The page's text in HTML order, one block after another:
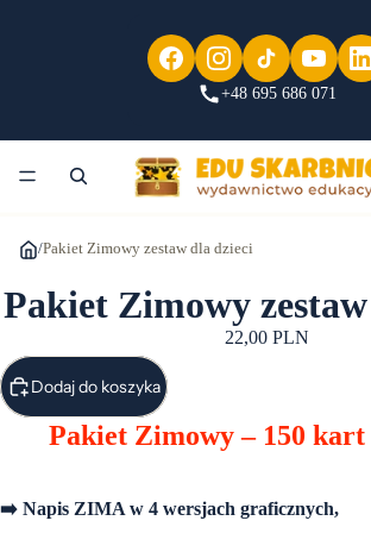
+48 695 686 071
/Pakiet Zimowy zestaw dla dzieci
Pakiet Zimowy
22,00 PLN
Dodaj do koszyka
Pakiet Zimowy – 150
➡️ Napis ZIMA w 4 wersjach graficznych,